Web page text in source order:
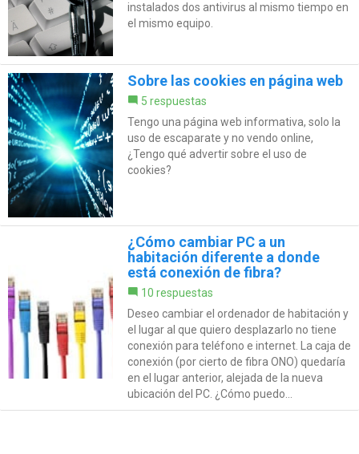
instalados dos antivirus al mismo tiempo en
el mismo equipo.
Sobre las cookies en página web
5 respuestas
Tengo una página web informativa, solo la
uso de escaparate y no vendo online,
¿Tengo qué advertir sobre el uso de
cookies?
¿Cómo cambiar PC a un
habitación diferente a donde
está conexión de fibra?
10 respuestas
Deseo cambiar el ordenador de habitación y
el lugar al que quiero desplazarlo no tiene
conexión para teléfono e internet. La caja de
conexión (por cierto de fibra ONO) quedaría
en el lugar anterior, alejada de la nueva
ubicación del PC. ¿Cómo puedo...